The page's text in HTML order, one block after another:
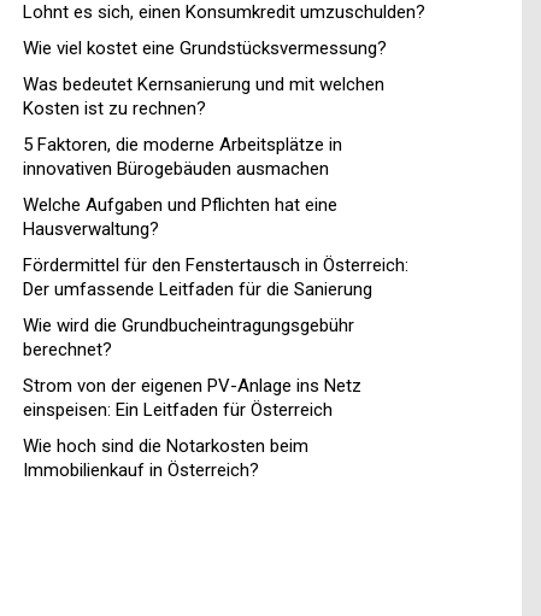
Lohnt es sich, einen Konsumkredit umzuschulden?
Wie viel kostet eine Grundstücksvermessung?
Was bedeutet Kernsanierung und mit welchen
Kosten ist zu rechnen?
5 Faktoren, die moderne Arbeitsplätze in
innovativen Bürogebäuden ausmachen
Welche Aufgaben und Pflichten hat eine
Hausverwaltung?
Fördermittel für den Fenstertausch in Österreich:
Der umfassende Leitfaden für die Sanierung
Wie wird die Grundbucheintragungsgebühr
berechnet?
Strom von der eigenen PV-Anlage ins Netz
einspeisen: Ein Leitfaden für Österreich
Wie hoch sind die Notarkosten beim
Immobilienkauf in Österreich?